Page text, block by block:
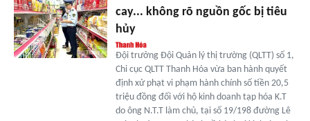
cay... không rõ nguồn gốc bị tiêu
hủy
Đội trưởng Đội Quản lý thị trường (QLTT) số 1,
Chi cục QLTT Thanh Hóa vừa ban hành quyết
định xử phạt vi phạm hành chính số tiền 20,5
triệu đồng đối với hộ kinh doanh tạp hóa K.T
do ông N.T.T làm chủ, tại số 19/198 đường Lê